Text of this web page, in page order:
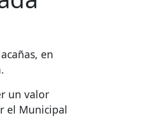
en
un valor
el Municipal